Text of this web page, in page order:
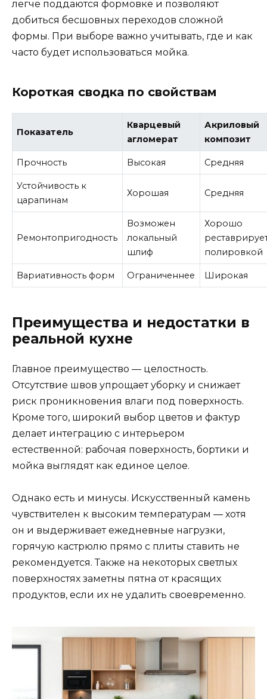
легче поддаются формовке и позволяют
добиться бесшовных переходов сложной
формы. При выборе важно учитывать, где и как
часто будет использоваться мойка.
Короткая сводка по свойствам
Показатель
Кварцевый
агломерат
Акриловый
композит
Прочность Высокая Средняя
Устойчивость к
царапинам
Хорошая Средняя
Ремонтопригодность
Возможен
локальный
шлиф
Хорошо
полировкой
Вариативность форм Ограниченнее Широкая
Преимущества и недостатки в
реальной кухне
Главное преимущество — целостность.
Отсутствие швов упрощает уборку и снижает
риск проникновения влаги под поверхность.
Кроме того, широкий выбор цветов и фактур
делает интеграцию с интерьером
естественной: рабочая поверхность, бортики и
мойка выглядят как единое целое.
Однако есть и минусы. Искусственный камень
чувствителен к высоким температурам — хотя
он и выдерживает ежедневные нагрузки,
горячую кастрюлю прямо с плиты ставить не
рекомендуется. Также на некоторых светлых
поверхностях заметны пятна от красящих
продуктов, если их не удалить своевременно.